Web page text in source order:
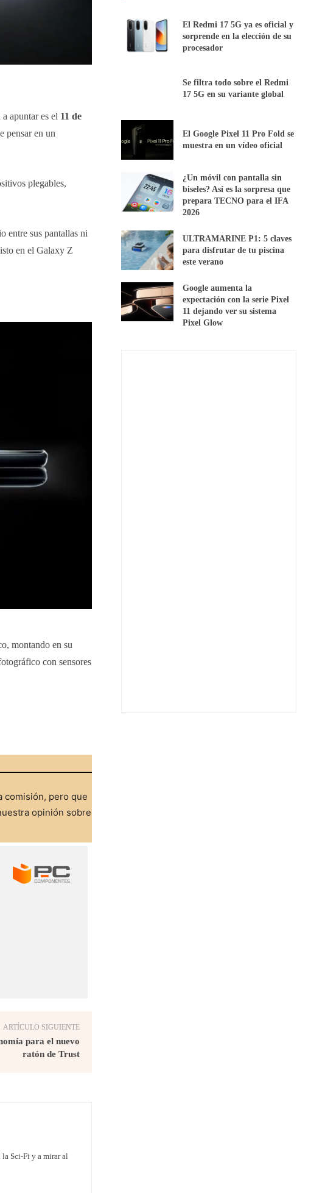
apuntar es el 11 de
pensar en un
plegables,
entre sus pantallas ni
en el Galaxy Z
montando en su
con sensores
comisión, pero que
opinión sobre
ARTÍCULO SIGUIENTE
para el nuevo
ratón de Trust
Sci-Fi y a mirar al
El Redmi 17 5G ya es oficial y
sorprende en la elección de su
procesador
Se filtra todo sobre el Redmi
17 5G en su variante global
El Google Pixel 11 Pro Fold se
muestra en un vídeo oficial
¿Un móvil con pantalla sin
biseles? Así es la sorpresa que
prepara TECNO para el IFA
2026
ULTRAMARINE P1: 5 claves
para disfrutar de tu piscina
este verano
Google aumenta la
expectación con la serie Pixel
11 dejando ver su sistema
Pixel Glow